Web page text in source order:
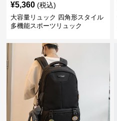
¥5,360 (税込)
大容量リュック 四角形スタイル
多機能スポーツリュック